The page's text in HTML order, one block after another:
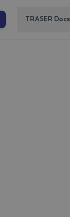
TRASER Docs